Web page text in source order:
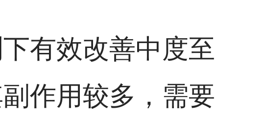
有效改善中度至
作用较多，需要